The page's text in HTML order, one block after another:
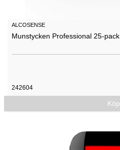
ALCOSENSE
Munstycken Professional 25-pack
242604
Köp